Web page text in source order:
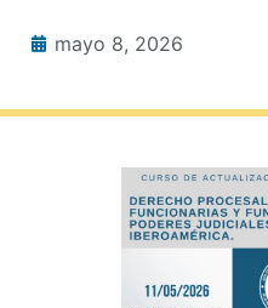
mayo 8, 2026